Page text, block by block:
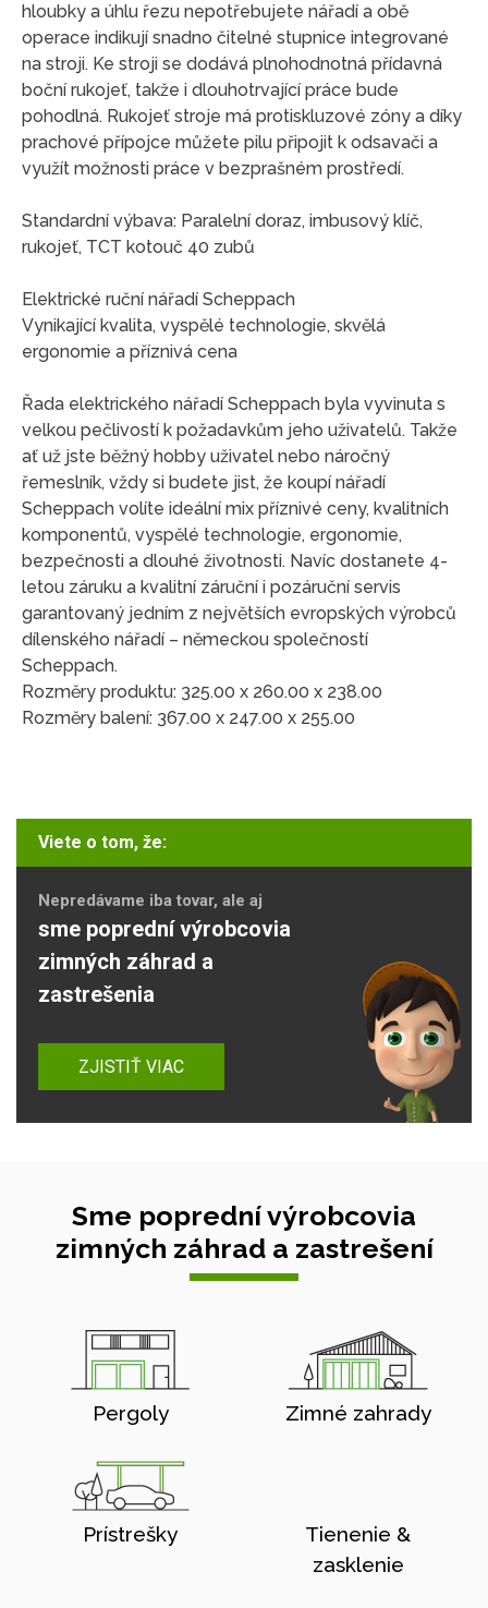
hloubky a úhlu řezu nepotřebujete nářadí a obě
operace indikují snadno čitelné stupnice integrované
na stroji. Ke stroji se dodává plnohodnotná přídavná
boční rukojeť, takže i dlouhotrvající práce bude
pohodlná. Rukojeť stroje má protiskluzové zóny a díky
prachové přípojce můžete pilu připojit k odsavači a
využít možnosti práce v bezprašném prostředí.
Standardní výbava: Paralelní doraz, imbusový klíč,
rukojeť, TCT kotouč 40 zubů
Elektrické ruční nářadí Scheppach
Vynikající kvalita, vyspělé technologie, skvělá
ergonomie a příznivá cena
Řada elektrického nářadí Scheppach byla vyvinuta s
velkou pečlivostí k požadavkům jeho uživatelů. Takže
ať už jste běžný hobby uživatel nebo náročný
řemeslník, vždy si budete jist, že koupí nářadí
Scheppach volíte ideální mix příznivé ceny, kvalitních
komponentů, vyspělé technologie, ergonomie,
bezpečnosti a dlouhé životnosti. Navíc dostanete 4-
letou záruku a kvalitní záruční i pozáruční servis
garantovaný jedním z největších evropských výrobců
dílenského nářadí – německou společností
Scheppach.
Rozměry produktu: 325.00 x 260.00 x 238.00
Rozměry balení: 367.00 x 247.00 x 255.00
Viete o tom, že:
Nepredávame iba tovar, ale aj
sme poprední výrobcovia
zimných záhrad a
zastrešenia
ZJISTIŤ VIAC
Sme poprední výrobcovia
zimných záhrad a zastrešení
Pergoly Zimné zahrady
Prístrešky
Tienenie &
zasklenie